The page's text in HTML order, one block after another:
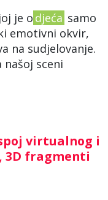
je o djeća samo
emotivni okvir,
na sudjelovanje.
našoj sceni
spoj virtualnog i
3D fragmenti